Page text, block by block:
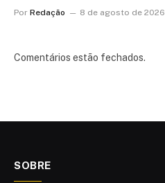
Por Redação 8 de agosto de 2026
Comentários estão fechados.
SOBRE